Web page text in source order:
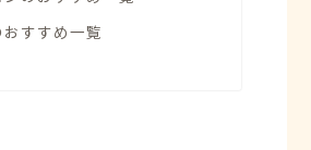
すすめ一覧